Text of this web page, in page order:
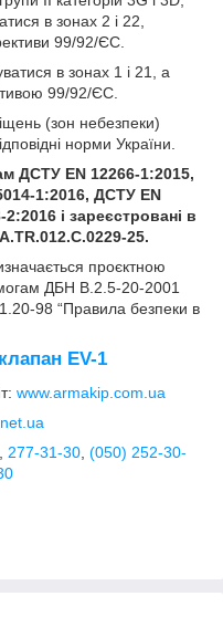
в зонах 2 і 22,
99/92/ЄС.
в зонах 1 і 21, а
99/92/ЄС.
(зон небезпеки)
норми України.
ДСТУ EN 12266-1:2015,
1:2016, ДСТУ EN
і зареєстровані в
25.
проєктною
ДБН В.2.5-20-2001
98 “Правила безпеки в
EV-1
www.armakip.com.ua
277-31-30 (050) 252-30-